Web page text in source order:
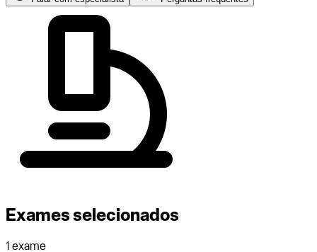
Exames selecionados
1 exame